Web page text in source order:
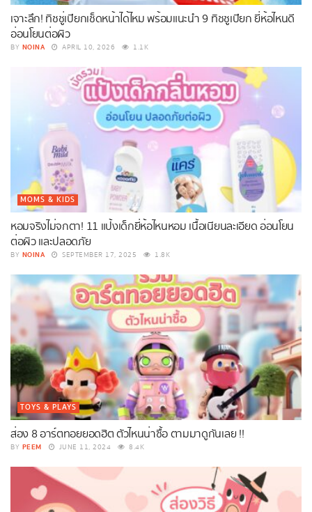
เจาะลึก! ทิชชู่เปียกเช็ดหน้าได้ไหม พร้อมแนะนำ 9 ทิชชูเปียก ยี่ห้อไหนดี
อ่อนโยนต่อผิว
BY NOINA APRIL 10, 2026 1.1K
MOMS & KIDS
หอมจริงไม่จกตา! 11 แป้งเด็กยี่ห้อไหนหอม เนื้อเนียนละเอียด อ่อนโยน
ต่อผิว และปลอดภัย
BY NOINA SEPTEMBER 17, 2025 1.8K
TOYS & PLAYS
ส่อง 8 อาร์ตทอยยอดฮิต ตัวไหนน่าซื้อ ตามมาดูกันเลย !!
BY PEEM JUNE 11, 2024 8.4K